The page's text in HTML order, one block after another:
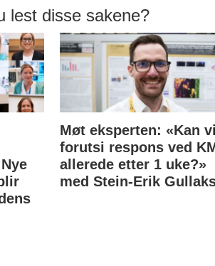
lest disse sakene?
Møt eksperten: «Kan vi
forutsi respons ved
allerede etter 1 uke?»
med Stein-Erik